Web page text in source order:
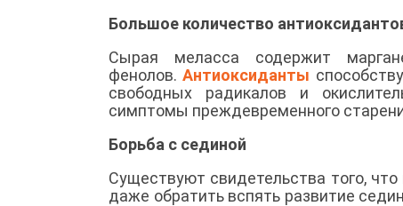
Большое количество
Сырая меласса содержит
фенолов.Антиоксиданты
свободных радикалов и
симптомы преждевременного
Борьба с сединой
Существуют свидетельства того,
даже обратить вспять развитие